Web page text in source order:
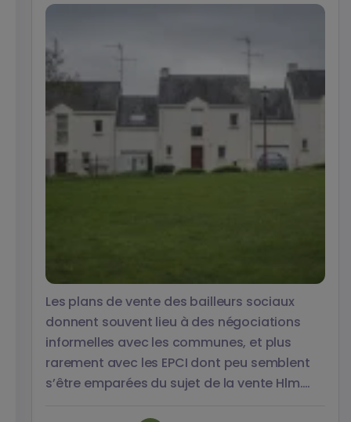
Les plans de vente des bailleurs sociaux
donnent souvent lieu à des négociations
informelles avec les communes, et plus
rarement avec les EPCI dont peu semblent
s’être emparées du sujet de la vente Hlm.